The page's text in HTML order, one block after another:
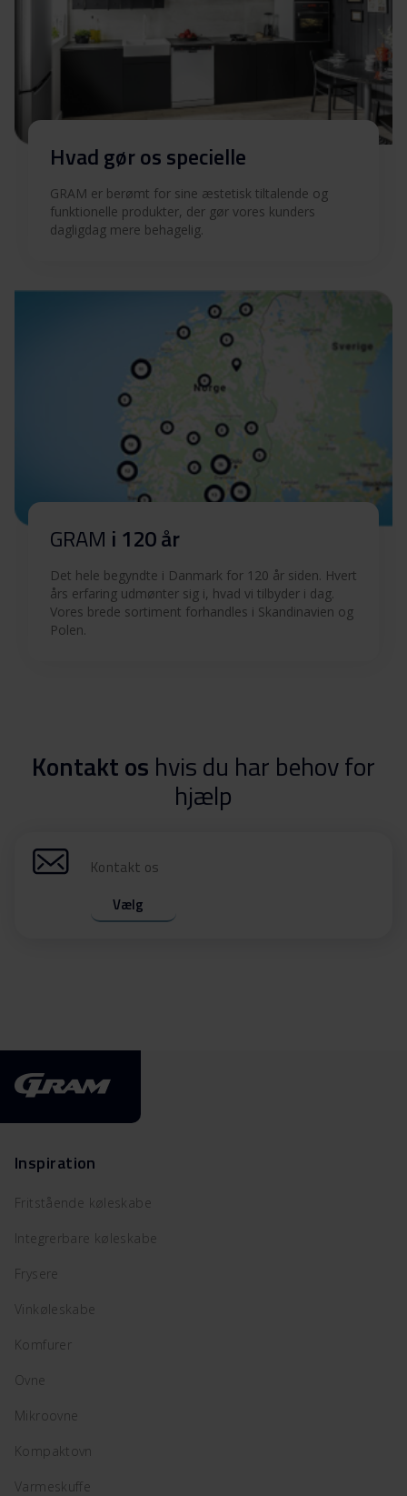
Hvad gør os specielle
GRAM er berømt for sine æstetisk tiltalende og
funktionelle produkter, der gør vores kunders
dagligdag mere behagelig.
GRAM i 120 år
Det hele begyndte i Danmark for 120 år siden. Hvert
års erfaring udmønter sig i, hvad vi tilbyder i dag.
Vores brede sortiment forhandles i Skandinavien og
Polen.
Kontakt os hvis du har behov for
hjælp
Kontakt os
Vælg
Inspiration
Fritstående køleskabe
Integrerbare køleskabe
Frysere
Vinkøleskabe
Komfurer
Ovne
Mikroovne
Kompaktovn
Varmeskuffe